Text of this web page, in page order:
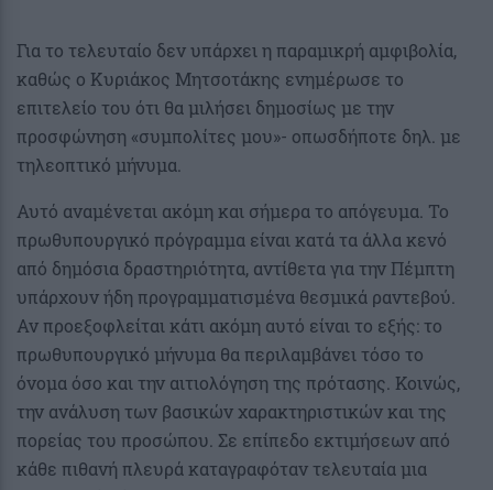
Για το τελευταίο δεν υπάρχει η παραμικρή αμφιβολία,
καθώς ο Κυριάκος Μητσοτάκης ενημέρωσε το
επιτελείο του ότι θα μιλήσει δημοσίως με την
προσφώνηση «συμπολίτες μου»- οπωσδήποτε δηλ. με
τηλεοπτικό μήνυμα.
Αυτό αναμένεται ακόμη και σήμερα το απόγευμα. Το
πρωθυπουργικό πρόγραμμα είναι κατά τα άλλα κενό
από δημόσια δραστηριότητα, αντίθετα για την Πέμπτη
υπάρχουν ήδη προγραμματισμένα θεσμικά ραντεβού.
Αν προεξοφλείται κάτι ακόμη αυτό είναι το εξής: το
πρωθυπουργικό μήνυμα θα περιλαμβάνει τόσο το
όνομα όσο και την αιτιολόγηση της πρότασης. Κοινώς,
την ανάλυση των βασικών χαρακτηριστικών και της
πορείας του προσώπου. Σε επίπεδο εκτιμήσεων από
κάθε πιθανή πλευρά καταγραφόταν τελευταία μια